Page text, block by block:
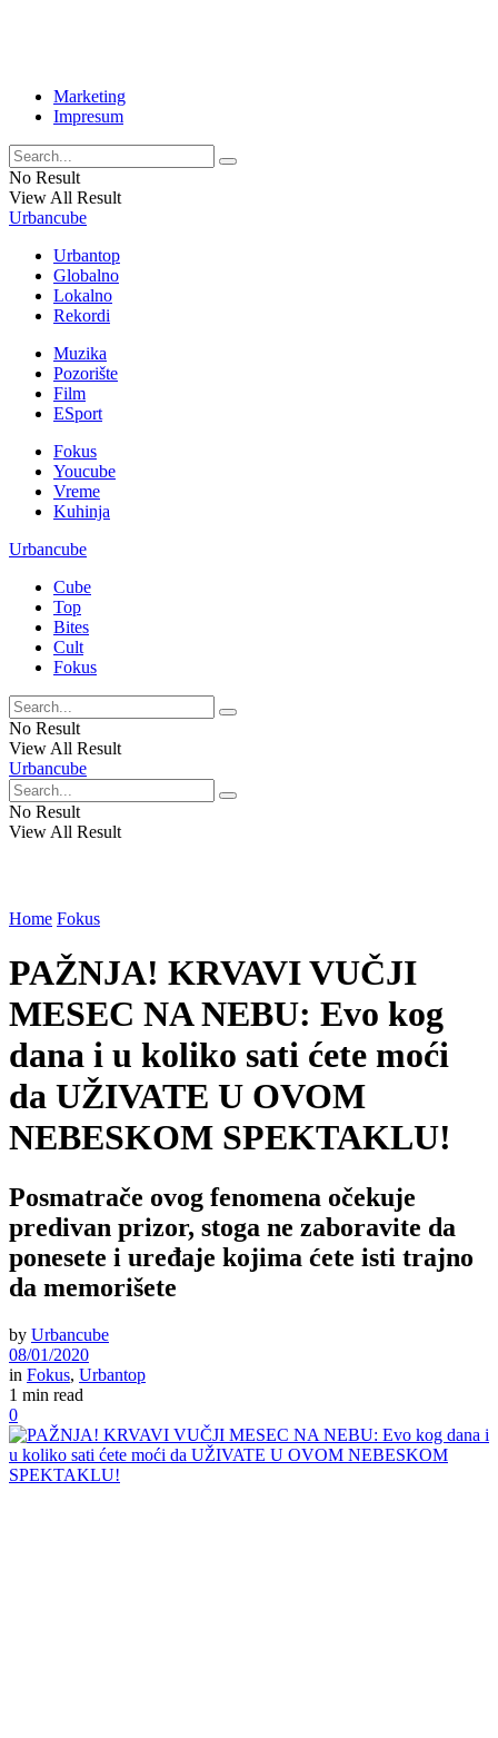
Marketing
Impresum
No Result
View All Result
Urbancube
Urbantop
Globalno
Lokalno
Rekordi
Muzika
Pozorište
Film
ESport
Fokus
Youcube
Vreme
Kuhinja
Urbancube
Cube
Top
Bites
Cult
Fokus
No Result
View All Result
Urbancube
No Result
View All Result
Home Fokus
PAŽNJA! KRVAVI VUČJI
MESEC NA NEBU: Evo kog
dana i u koliko sati ćete moći
da UŽIVATE U OVOM
NEBESKOM SPEKTAKLU!
Posmatrače ovog fenomena očekuje
predivan prizor, stoga ne zaboravite da
ponesete i uređaje kojima ćete isti trajno
da memorišete
by Urbancube
08/01/2020
in Fokus, Urbantop
1 min read
0